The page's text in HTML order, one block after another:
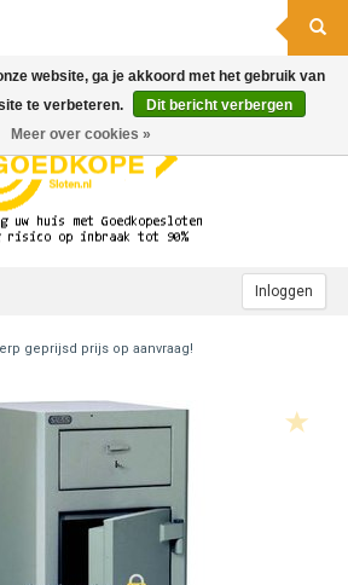
Inloggen
geprijsd prijs op aanvraag!
website, ga je akkoord met het gebruik van
te verbeteren.
Dit bericht verbergen
Meer over cookies »